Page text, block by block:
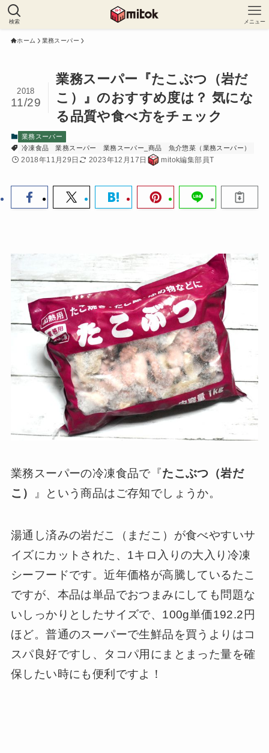
検索 メニュー
ホーム 業務スーパー
業務スーパー『たこぶつ（岩だ
こ）』のおすすめ度は？ 気にな
る品質や食べ方をチェック
2018
11/29
業務スーパー
冷凍食品
業務スーパー 業務スーパー_商品 魚介惣菜（業務スーパー）
2018年11月29日 2023年12月17日 mitok編集部員T
業務スーパーの冷凍食品で『たこぶつ（岩だ
こ）
』という商品はご存知でしょうか。
湯通し済みの岩だこ（まだこ）が食べやすいサ
イズにカットされた、1キロ入りの大入り冷凍
シーフードです。近年価格が高騰しているたこ
ですが、本品は単品でおつまみにしても問題な
いしっかりとしたサイズで、100g単価192.2円
ほど。普通のスーパーで生鮮品を買うよりはコ
スパ良好ですし、タコパ用にまとまった量を確
保したい時にも便利ですよ！